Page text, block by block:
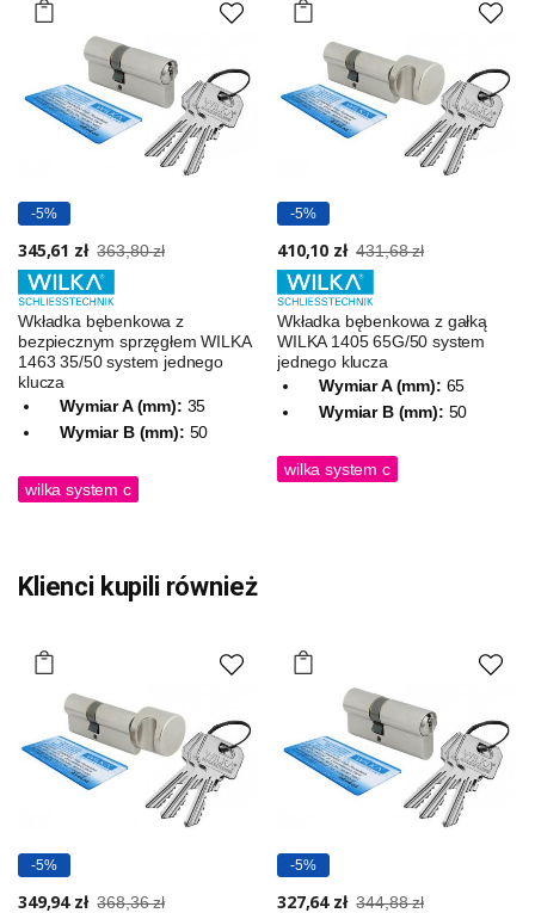
-5%
345,61 zł 363,80 zł
Wkładka bębenkowa z
bezpiecznym sprzęgłem WILKA
1463 35/50 system jednego
klucza
Wymiar A (mm): 35
Wymiar B (mm): 50
wilka system c
-5%
410,10 zł 431,68 zł
Wkładka bębenkowa z gałką
WILKA 1405 65G/50 system
jednego klucza
Wymiar A (mm): 65
Wymiar B (mm): 50
wilka system c
Klienci kupili również
-5%
349,94 zł 368,36 zł
-5%
327,64 zł 344,88 zł